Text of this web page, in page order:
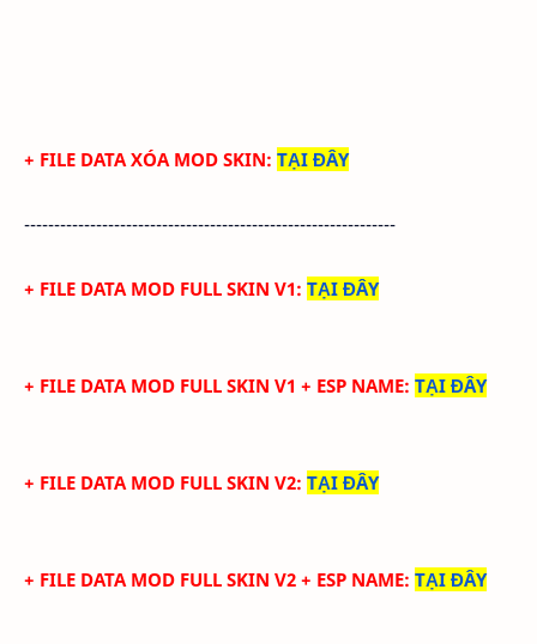
+ FILE DATA XÓA MOD SKIN: TẠI ĐÂY
--------------------------------------------------------------
+ FILE DATA MOD FULL SKIN V1: TẠI ĐÂY
+ FILE DATA MOD FULL SKIN V1 + ESP NAME: TẠI ĐÂY
+ FILE DATA MOD FULL SKIN V2: TẠI ĐÂY
+ FILE DATA MOD FULL SKIN V2 + ESP NAME: TẠI ĐÂY